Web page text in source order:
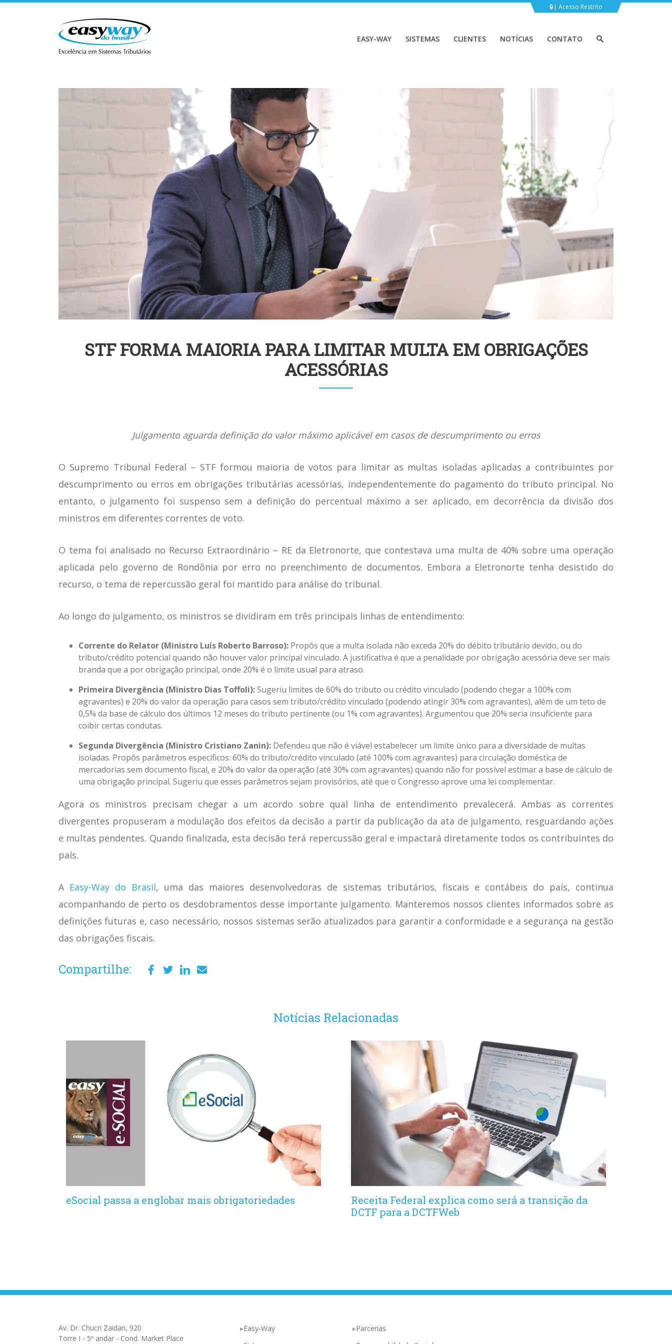
Acesso Restrito
EASY-WAY SISTEMAS CLIENTES NOTÍCIAS CONTATO
STF FORMA MAIORIA PARA LIMITAR MULTA EM OBRIGAÇÕES
ACESSÓRIAS
Julgamento aguarda definição do valor máximo aplicável em casos de descumprimento ou erros
O Supremo Tribunal Federal – STF formou maioria de votos para limitar as multas isoladas aplicadas a contribuintes por
descumprimento ou erros em obrigações tributárias acessórias, independentemente do pagamento do tributo principal. No
entanto, o julgamento foi suspenso sem a definição do percentual máximo a ser aplicado, em decorrência da divisão dos
ministros em diferentes correntes de voto.
O tema foi analisado no Recurso Extraordinário – RE da Eletronorte, que contestava uma multa de 40% sobre uma operação
aplicada pelo governo de Rondônia por erro no preenchimento de documentos. Embora a Eletronorte tenha desistido do
recurso, o tema de repercussão geral foi mantido para análise do tribunal.
Ao longo do julgamento, os ministros se dividiram em três principais linhas de entendimento:
Corrente do Relator (Ministro Luís Roberto Barroso): Propôs que a multa isolada não exceda 20% do débito tributário devido, ou do
tributo/crédito potencial quando não houver valor principal vinculado. A justificativa é que a penalidade por obrigação acessória deve ser mais
branda que a por obrigação principal, onde 20% é o limite usual para atraso.
Primeira Divergência (Ministro Dias Toffoli):Sugeriu limites de 60% do tributo ou crédito vinculado (podendo chegar a 100% com
agravantes) e 20% do valor da operação para casos sem tributo/crédito vinculado (podendo atingir 30% com agravantes), além de um teto de
0,5% da base de cálculo dos últimos 12 meses do tributo pertinente (ou 1% com agravantes). Argumentou que 20% seria insuficiente para
coibir certas condutas.
Segunda Divergência (Ministro Cristiano Zanin): Defendeu que não é viável estabelecer um limite único para a diversidade de multas
isoladas. Propôs parâmetros específicos: 60% do tributo/crédito vinculado (até 100% com agravantes) para circulação doméstica de
mercadorias sem documento fiscal, e 20% do valor da operação (até 30% com agravantes) quando não for possível estimar a base de cálculo de
uma obrigação principal. Sugeriu que esses parâmetros sejam provisórios, até que o Congresso aprove uma lei complementar.
Agora os ministros precisam chegar a um acordo sobre qual linha de entendimento prevalecerá. Ambas as correntes
divergentes propuseram a modulação dos efeitos da decisão a partir da publicação da ata de julgamento, resguardando ações
e multas pendentes. Quando finalizada, esta decisão terá repercussão geral e impactará diretamente todos os contribuintes do
país.
A Easy-Way do Brasil, uma das maiores desenvolvedoras de sistemas tributários, fiscais e contábeis do país, continua
acompanhando de perto os desdobramentos desse importante julgamento. Manteremos nossos clientes informados sobre as
definições futuras e, caso necessário, nossos sistemas serão atualizados para garantir a conformidade e a segurança na gestão
das obrigações fiscais.
Compartilhe:
Notícias Relacionadas
eSocial passa a englobar mais obrigatoriedades
Receita Federal explica como será a transição da
DCTF para a DCTFWeb
Av. Dr. Chucri Zaidan, 920
Torre I - 5º andar - Cond. Market Place
Easy-Way
Parcerias